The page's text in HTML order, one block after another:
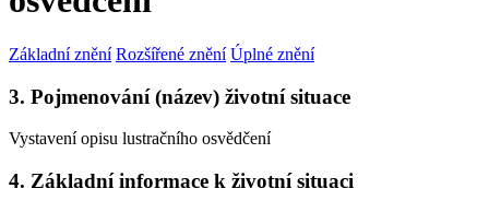
Základní znění Rozšířené znění Úplné znění
3. Pojmenování (název) životní situace
Vystavení opisu lustračního osvědčení
4. Základní informace k životní situaci